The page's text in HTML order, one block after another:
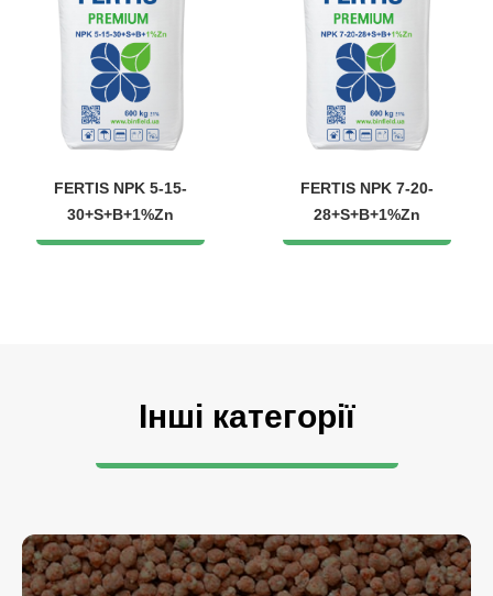
FERTIS NPK 5-15-
30+S+B+1%Zn
FERTIS NPK 7-20-
28+S+B+1%Zn
Інші категорії